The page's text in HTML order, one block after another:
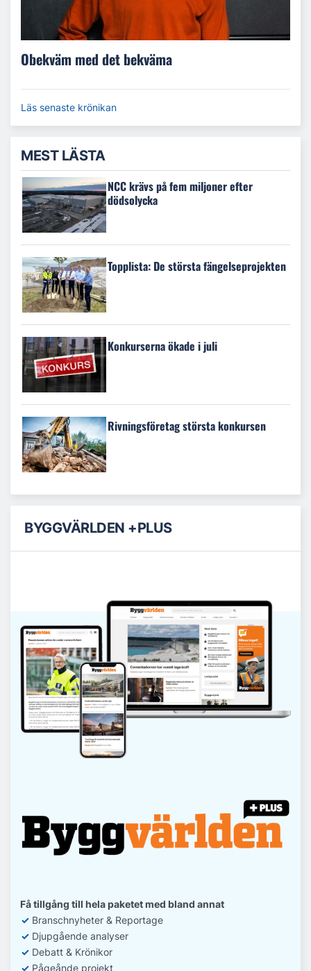
Obekväm med det bekväma
Läs senaste krönikan
MEST LÄSTA
NCC krävs på fem miljoner efter
dödsolycka
Topplista: De största fängelseprojekten
Konkurserna ökade i juli
Rivningsföretag största konkursen
BYGGVÄRLDEN +PLUS
Få tillgång till hela paketet med bland annat
✓ Branschnyheter & Reportage
✓ Djupgående analyser
✓ Debatt & Krönikor
✓ Pågeånde projekt